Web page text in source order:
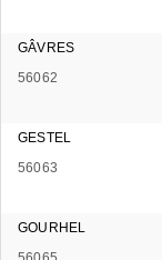
GÂVRES
56062
GESTEL
56063
GOURHEL